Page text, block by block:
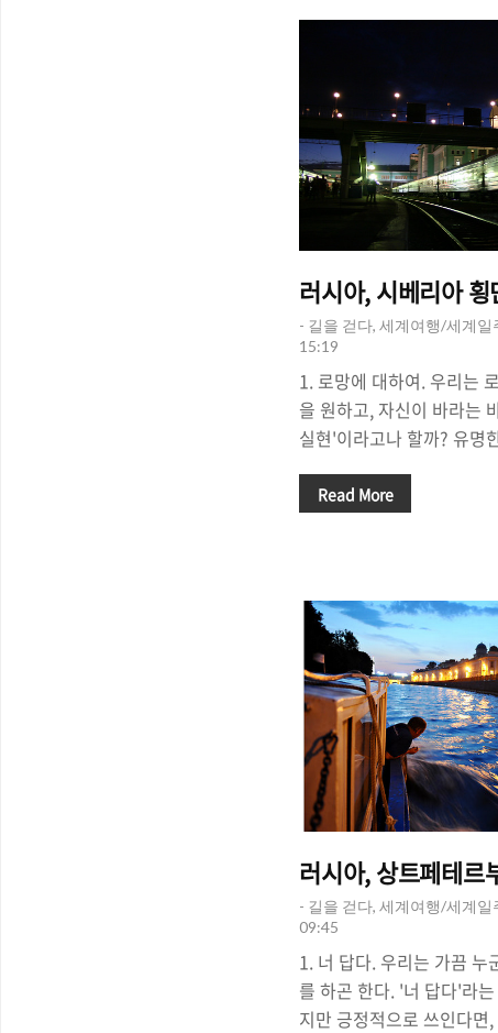
어떻게 해야하지?", "뭘
를 차곡차곡 쌓아간다. 여
큼, 여행을 할 수 있다. 그
것'은 달라질 수 있다. 그
있..
러시아, 시베리아
- 길을 걷다, 세계여행/세계일
15:19
1. 로망에 대하여. 우리는
을 원하고, 자신이 바라는
실현'이라고나 할까? 유명
는 욕구를 '자아실현'이라
리아 횡단열차'라는 말을
은 여행자들이 꿈꾸는 그
타고 유라시아 대륙을 가
에 잠깐 '바이칼 호수
횡단열차는 여행..
Read More
러시아, 상트페테르
- 길을 걷다, 세계여행/세계일
09:45
1. 너 답다. 우리는 가끔 누
를 하곤 한다. '너 답다'라
지만 긍정적으로 쓰인다